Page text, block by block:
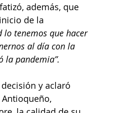
además, que
de la
lo tenemos que hacer
al día con la
la pandemia”.
y aclaró